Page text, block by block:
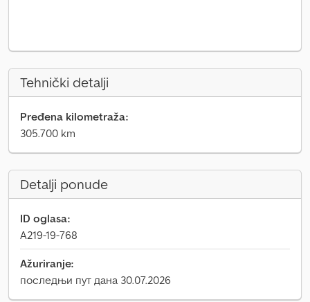
Tehnički detalji
Pređena kilometraža:
305.700 km
Detalji ponude
ID oglasa:
A219-19-768
Ažuriranje:
последњи пут дана 30.07.2026